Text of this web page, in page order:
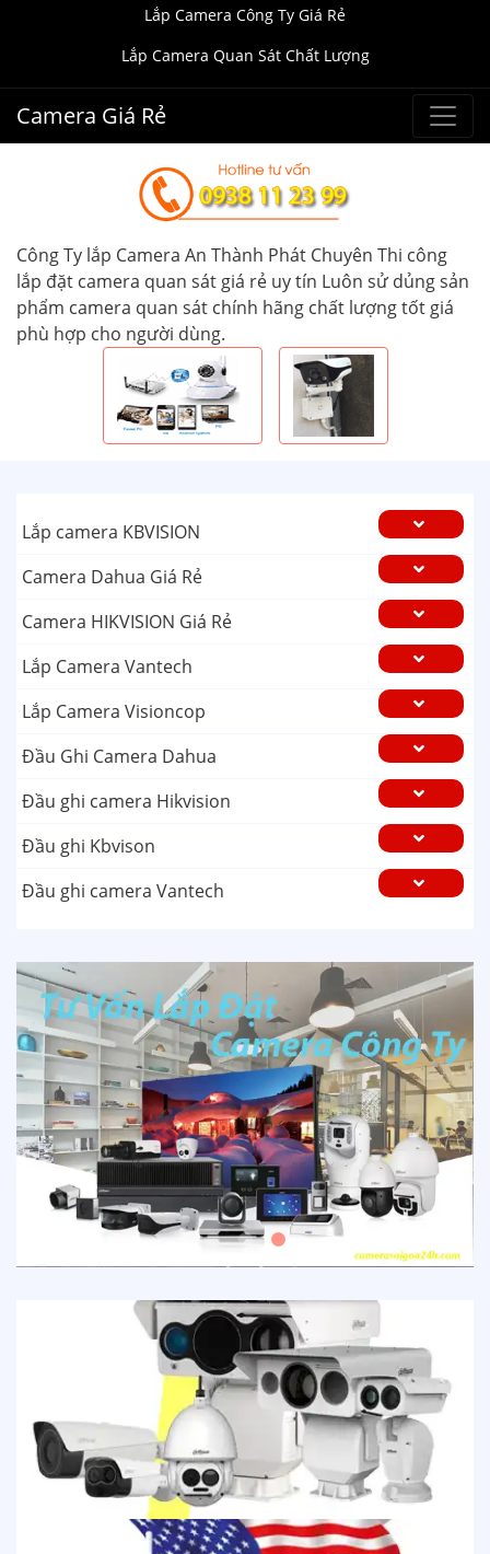
Lắp Camera Công Ty Giá Rẻ
Lắp Camera Quan Sát Chất Lượng
Camera Giá Rẻ
Công Ty lắp Camera An Thành Phát Chuyên Thi công
lắp đặt camera quan sát giá rẻ uy tín Luôn sử dủng sản
phẩm camera quan sát chính hãng chất lượng tốt giá
phù hợp cho người dùng.
Lắp camera KBVISION
Camera Dahua Giá Rẻ
Camera HIKVISION Giá Rẻ
Lắp Camera Vantech
Lắp Camera Visioncop
Đầu Ghi Camera Dahua
Đầu ghi camera Hikvision
Đầu ghi Kbvison
Đầu ghi camera Vantech